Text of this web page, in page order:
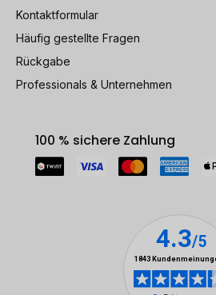
Kontaktformular
Häufig gestellte Fragen
Rückgabe
Professionals & Unternehmen
100 % sichere Zahlung